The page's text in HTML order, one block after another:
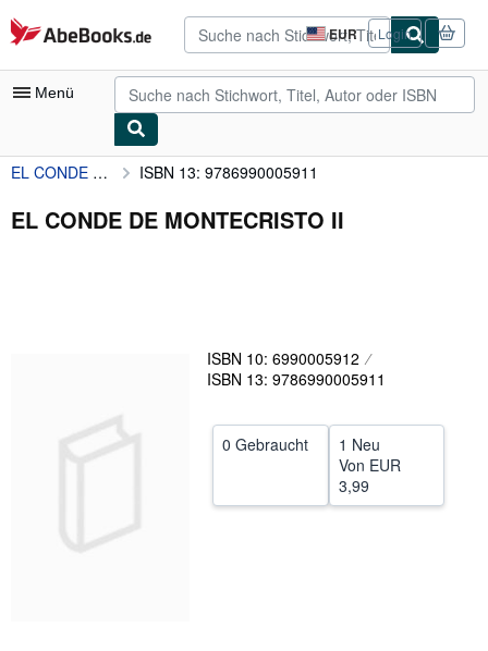
Zum Hauptinhalt
AbeBooks.de EUR
Seite
der
Einkaufseinstellungen.
Login
Menü
Nutzerkonto
Meine Bestellungen
Verkäufer werden
EL CONDE DE MONTECRISTO II ISBN 13: 9786990005911
EL CONDE DE MONTECRISTO II
ISBN 10: 6990005912
ISBN 13: 9786990005911
0 Gebraucht
1 Neu
Von EUR
3,99